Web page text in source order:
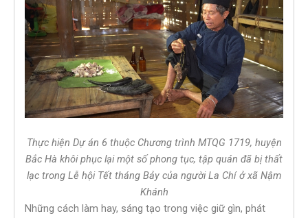
Thực hiện Dự án 6 thuộc Chương trình MTQG 1719, huyện
Bắc Hà khôi phục lại một số phong tục, tập quán đã bị thất
lạc trong Lễ hội Tết tháng Bảy của người La Chí ở xã Nậm
Khánh
Những cách làm hay, sáng tạo trong việc giữ gìn, phát